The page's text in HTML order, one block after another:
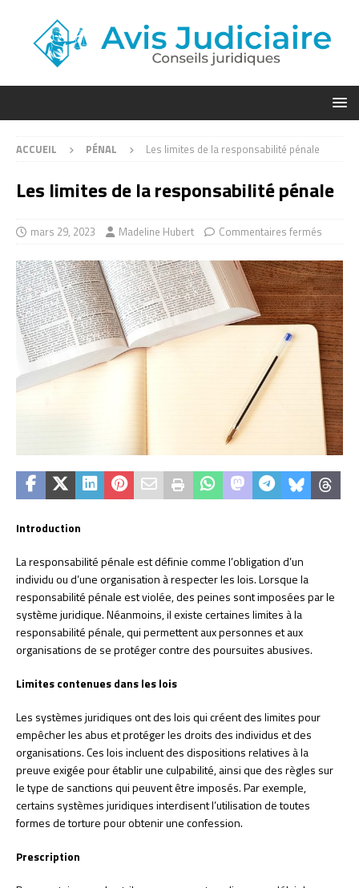
ACCUEIL PÉNAL Les limites de la responsabilité pénale
Les limites de la responsabilité pénale
mars 29, 2023 Madeline Hubert Commentaires fermés
Introduction
La responsabilité pénale est définie comme l’obligation d’un
individu ou d’une organisation à respecter les lois. Lorsque la
responsabilité pénale est violée, des peines sont imposées par le
système juridique. Néanmoins, il existe certaines limites à la
responsabilité pénale, qui permettent aux personnes et aux
organisations de se protéger contre des poursuites abusives.
Limites contenues dans les lois
Les systèmes juridiques ont des lois qui créent des limites pour
empêcher les abus et protéger les droits des individus et des
organisations. Ces lois incluent des dispositions relatives à la
preuve exigée pour établir une culpabilité, ainsi que des règles sur
le type de sanctions qui peuvent être imposés. Par exemple,
certains systèmes juridiques interdisent l’utilisation de toutes
formes de torture pour obtenir une confession.
Prescription